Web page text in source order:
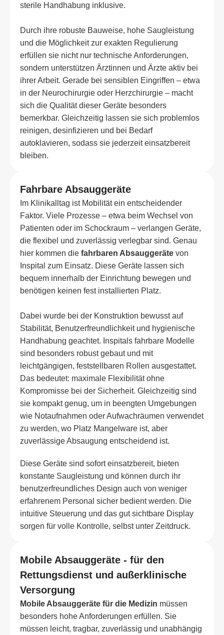
sterile Handhabung inklusive.
Durch ihre robuste Bauweise, hohe Saugleistung
und die Möglichkeit zur exakten Regulierung
erfüllen sie nicht nur technische Anforderungen,
sondern unterstützen Ärztinnen und Ärzte aktiv bei
ihrer Arbeit. Gerade bei sensiblen Eingriffen – etwa
in der Neurochirurgie oder Herzchirurgie – macht
sich die Qualität dieser Geräte besonders
bemerkbar. Gleichzeitig lassen sie sich problemlos
reinigen, desinfizieren und bei Bedarf
autoklavieren, sodass sie jederzeit einsatzbereit
bleiben.
Fahrbare Absauggeräte
Im Klinikalltag ist Mobilität ein entscheidender
Faktor. Viele Prozesse – etwa beim Wechsel von
Patienten oder im Schockraum – verlangen Geräte,
die flexibel und zuverlässig verlegbar sind. Genau
hier kommen die fahrbaren Absauggeräte von
Inspital zum Einsatz. Diese Geräte lassen sich
bequem innerhalb der Einrichtung bewegen und
benötigen keinen fest installierten Platz.
Dabei wurde bei der Konstruktion bewusst auf
Stabilität, Benutzerfreundlichkeit und hygienische
Handhabung geachtet. Inspitals fahrbare Modelle
sind besonders robust gebaut und mit
leichtgängigen, feststellbaren Rollen ausgestattet.
Das bedeutet: maximale Flexibilität ohne
Kompromisse bei der Sicherheit. Gleichzeitig sind
sie kompakt genug, um in beengten Umgebungen
wie Notaufnahmen oder Aufwachräumen verwendet
zu werden, wo Platz Mangelware ist, aber
zuverlässige Absaugung entscheidend ist.
Diese Geräte sind sofort einsatzbereit, bieten
konstante Saugleistung und können durch ihr
benutzerfreundliches Design auch von weniger
erfahrenem Personal sicher bedient werden. Die
intuitive Steuerung und das gut sichtbare Display
sorgen für volle Kontrolle, selbst unter Zeitdruck.
Mobile Absauggeräte - für den
Rettungsdienst und außerklinische
Versorgung
Mobile Absauggeräte für die Medizin müssen
besonders hohe Anforderungen erfüllen. Sie
müssen leicht, tragbar, zuverlässig und unabhängig